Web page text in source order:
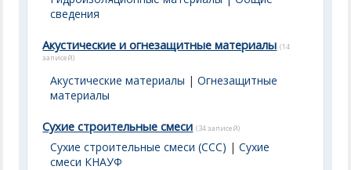
сведения
Акустические и огнезащитные материалы (14
записей)
Акустические материалы |Огнезащитные
материалы
Сухие строительные смеси (34 записей)
Сухие строительные смеси (ССС) |Сухие
смеси КНАУФ